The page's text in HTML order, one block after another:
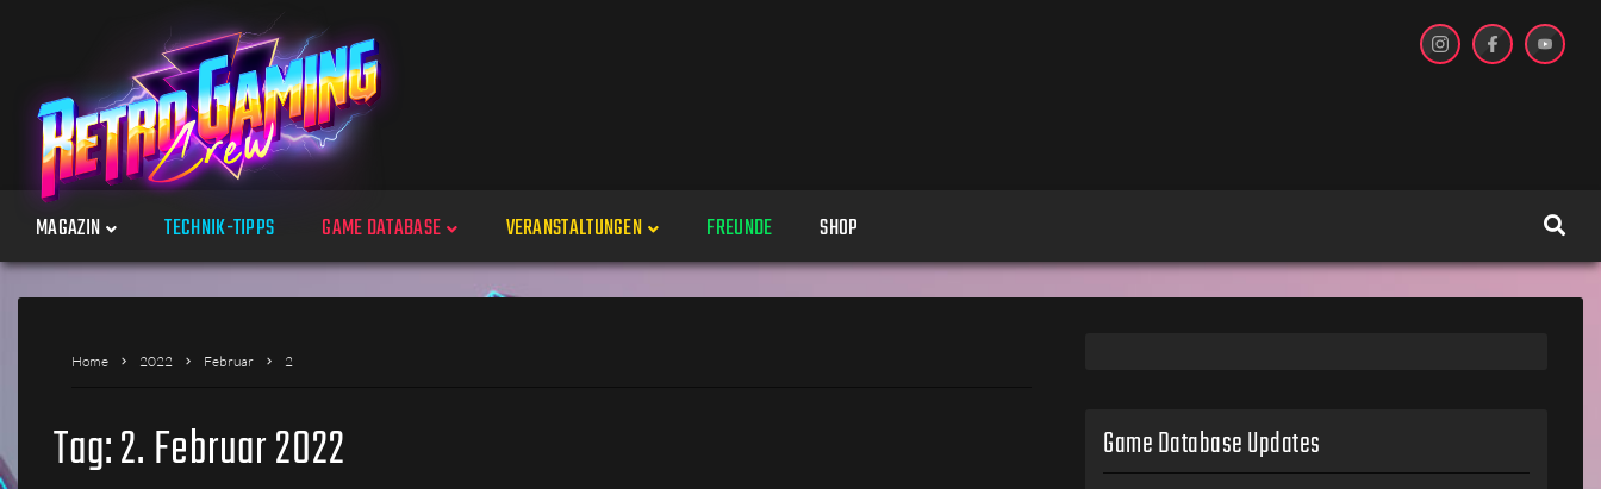
MAGAZIN TECHNIK-TIPPS GAME DATABASE
Spiele
VERANSTALTUNGEN
Veranstaltungen
FREUNDE SHOP
Home 2022 Februar 2
Tag:2. Februar 2022 Game Database Updates